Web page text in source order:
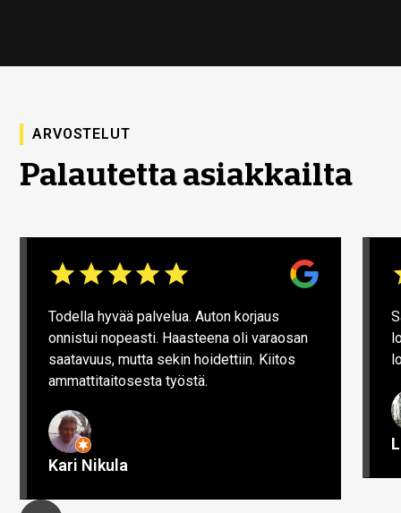
ARVOSTELUT
Palautetta asiakkailta
Todella hyvää palvelua. Auton korjaus
onnistui nopeasti. Haasteena oli varaosan
saatavuus, mutta sekin hoidettiin. Kiitos
ammattitaitosesta työstä.
Kari Nikula